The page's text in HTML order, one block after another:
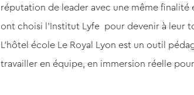
réputation de leader avec une même finalité
ont choisi l’Institut Lyfe pour devenir à leur
L’hôtel école Le Royal Lyon est un outil
travailler en équipe, en immersion réelle